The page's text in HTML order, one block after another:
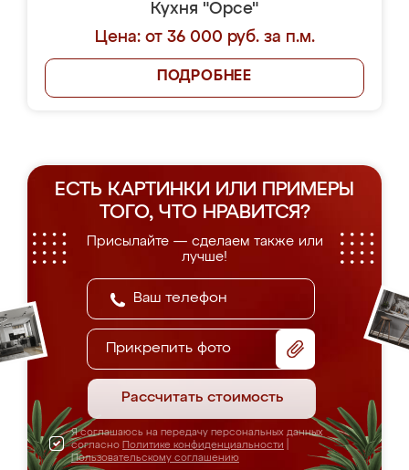
Кухня "Орсе"
Цена: от 36 000 руб. за п.м.
ПОДРОБНЕЕ
ЕСТЬ КАРТИНКИ ИЛИ ПРИМЕРЫ
ТОГО, ЧТО НРАВИТСЯ?
Присылайте — сделаем также или
лучше!
Прикрепить фото
Рассчитать стоимость
Я соглашаюсь на передачу персональных данных
согласно Политике конфиденциальности
Пользовательскому соглашению